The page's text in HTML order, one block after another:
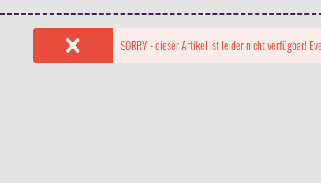
SORRY - dieser Artikel ist leider nicht verfügbar!